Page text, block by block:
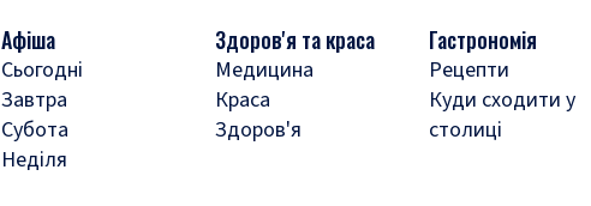
Афіша
Сьогодні
Завтра
Субота
Неділя
Здоров'я та краса
Медицина
Краса
Здоров'я
Гастрономія
Рецепти
Куди сходити у
столиці